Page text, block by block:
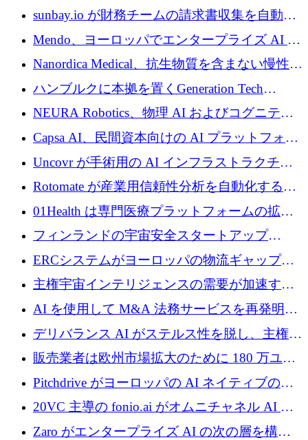
万ドルを調達
sunbay.io が財務チームの請求書収集を自動化
するために 55 万ユーロを調達
Mendo、ヨーロッパでエンタープライズ AI 導
入を拡大するために 1,200 万ユーロを確保
Nanordica Medical、抗生物質を含まない慢性創
傷治療薬を市場に投入するために 160 万ユー
ロを調達
ハンブルクに本拠を置くGeneration Tech
Partnersが5,000万ユーロのAIロールアップファ
NEURA Robotics、物理 AI およびコグニティ
ブ ロボティクス プラットフォームを拡張する
ためにシリーズ C で最大 14 億ドルを確保
Capsa AI、民間資本向けの AI プラットフォー
ムを拡大するために 1,800 万ドルを調達
Uncovr が手術用の AI インフラストラクチャ
を構築するために 700 万ドルを調達
Rotomate が産業用信頼性分析を自動化するた
めに 210 万ユーロを調達
01Health は専門医療プラットフォームの拡大
に 1,500 万ドルを確保
フィンランドの宇宙安全スタートアップ
Aavuus が、スペースデブリ追跡に取り組むプ
レシード資金を獲得
ERCシステムがヨーロッパの物流ギャップを
埋めるために設計された重量物運搬用eVTOL
主権宇宙インテリジェンスの需要が加速する
中、ICEYEは評価額100億ユーロ以上で4億
5,000万ユーロを調達
AI を使用して M&A 法務サービスを再発明す
るために 110 万ユーロを適切に確保
デリバランス AI がステルス性を脱し、主権の
あるエンタープライズ AI を強化
販売業者は欧州市場拡大のために 180 万ユー
ロを確保
Pitchdrive がヨーロッパの AI ネイティブの創
業者を支援するために 6,000 万ユーロを調達
20VC 主導の fonio.ai がオムニチャネル AI プ
ラットフォームのために 1,700 万ドルを調達
Zaro がエンタープライズ AI の次の層を構築